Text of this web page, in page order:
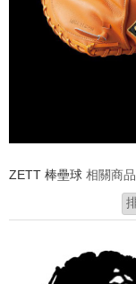
ZETT 棒壘球 相關商品